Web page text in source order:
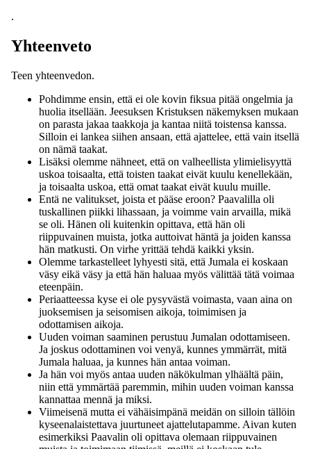
.
Yhteenveto
Teen yhteenvedon.
Pohdimme ensin, että ei ole kovin fiksua pitää ongelmia ja
huolia itsellään. Jeesuksen Kristuksen näkemyksen mukaan
on parasta jakaa taakkoja ja kantaa niitä toistensa kanssa.
Silloin ei lankea siihen ansaan, että ajattelee, että vain itsellä
on nämä taakat.
Lisäksi olemme nähneet, että on valheellista ylimielisyyttä
uskoa toisaalta, että toisten taakat eivät kuulu kenellekään,
ja toisaalta uskoa, että omat taakat eivät kuulu muille.
Entä ne valitukset, joista et pääse eroon? Paavalilla oli
tuskallinen piikki lihassaan, ja voimme vain arvailla, mikä
se oli. Hänen oli kuitenkin opittava, että hän oli
riippuvainen muista, jotka auttoivat häntä ja joiden kanssa
hän matkusti. On virhe yrittää tehdä kaikki yksin.
Olemme tarkastelleet lyhyesti sitä, että Jumala ei koskaan
väsy eikä väsy ja että hän haluaa myös välittää tätä voimaa
eteenpäin.
Periaatteessa kyse ei ole pysyvästä voimasta, vaan aina on
juoksemisen ja seisomisen aikoja, toimimisen ja
odottamisen aikoja.
Uuden voiman saaminen perustuu Jumalan odottamiseen.
Ja joskus odottaminen voi venyä, kunnes ymmärrät, mitä
Jumala haluaa, ja kunnes hän antaa voiman.
Ja hän voi myös antaa uuden näkökulman ylhäältä päin,
niin että ymmärtää paremmin, mihin uuden voiman kanssa
kannattaa mennä ja miksi.
Viimeisenä mutta ei vähäisimpänä meidän on silloin tällöin
kyseenalaistettava juurtuneet ajattelutapamme. Aivan kuten
esimerkiksi Paavalin oli opittava olemaan riippuvainen